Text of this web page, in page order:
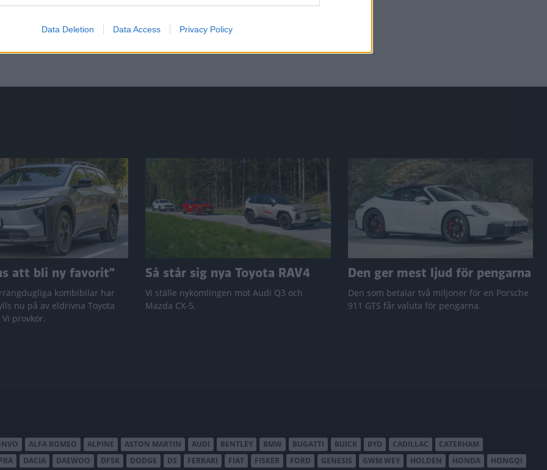
Data Deletion Data Access Privacy Policy
suv-marknaden. Sedanen Giulia har
kostym förtar en del av körglädjen.
att bli ny favorit”
kombibilar har
nu på av eldrivna Toyota
provkör.
Så står sig nya Toyota RAV4
Vi ställe nykomlingen mot Audi Q3 och
Mazda CX-5.
Den ger mest ljud för pengarna
Den som betalar två miljoner för en Porsche
911 GTS får valuta för pengarna.
ALFA ROMEO ALPINE ASTON MARTIN AUDI BENTLEY BMW BUGATTI BUICK BYD CADILLAC
CATERHAM
DACIA DAEWOO DFSK DODGE DS FERRARI FIAT FISKER FORD GENESIS GWM WEY HOLDEN HONDA HONGQI